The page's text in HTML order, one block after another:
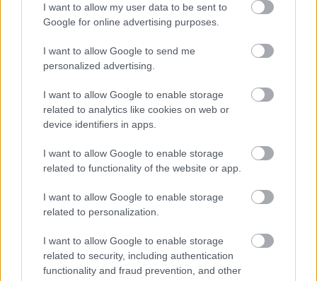
I want to allow my user data to be sent to
Google for online advertising purposes.
I want to allow Google to send me
personalized advertising.
I want to allow Google to enable storage
related to analytics like cookies on web or
device identifiers in apps.
I want to allow Google to enable storage
related to functionality of the website or app.
I want to allow Google to enable storage
related to personalization.
I want to allow Google to enable storage
related to security, including authentication
functionality and fraud prevention, and other
Biztosítós ügyeket talán még a többinél is nehezebb
egy levél alapján megítélni, aolyan sokat számítanak
a körülmények, de azért az nagyon ...